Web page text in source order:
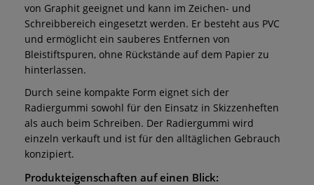
von Graphit geeignet und kann im Zeichen- und
Schreibbereich eingesetzt werden. Er besteht aus PVC
und ermöglicht ein sauberes Entfernen von
Bleistiftspuren, ohne Rückstände auf dem Papier zu
hinterlassen.
Durch seine kompakte Form eignet sich der
Radiergummi sowohl für den Einsatz in Skizzenheften
als auch beim Schreiben. Der Radiergummi wird
einzeln verkauft und ist für den alltäglichen Gebrauch
konzipiert.
Produkteigenschaften auf einen Blick: